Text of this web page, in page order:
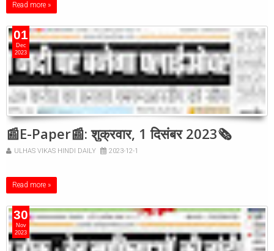
Read more »
01
Dec
2023
📰E-Paper📰: शुक्रवार, 1 दिसंबर 2023🗞
ULHAS VIKAS HINDI DAILY 2023-12-1
Read more »
30
Nov
2023